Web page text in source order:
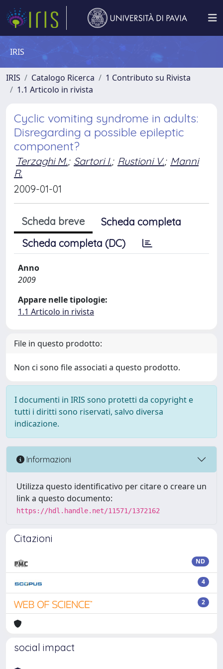
IRIS
IRIS Catalogo Ricerca
1 Contributo su Rivista
1.1 Articolo in rivista
Cyclic vomiting syndrome in adults:
Disregarding a possible epileptic
component?
Terzaghi M.; Sartori I.; Rustioni V.; Manni
R.
2009-01-01
Scheda breve
Scheda completa
Scheda completa (DC)
Anno
2009
Appare nelle tipologie:
1.1 Articolo in rivista
File in questo prodotto:
Non ci sono file associati a questo prodotto.
I documenti in IRIS sono protetti da copyright e
tutti i diritti sono riservati, salvo diversa
indicazione.
Informazioni
Utilizza questo identificativo per citare o creare un
link a questo documento:
https://hdl.handle.net/11571/1372162
Citazioni
ND
4
2
social impact